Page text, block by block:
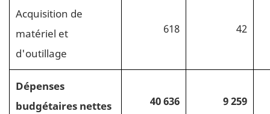
Acquisition de
matériel et
d'outillage
618 42
Dépenses
budgétaires nettes
40 636 9 259